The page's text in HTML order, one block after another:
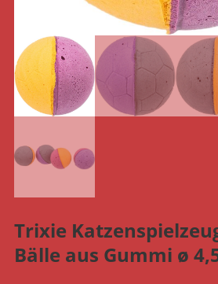
Trixie
Bälle aus Gummi ø